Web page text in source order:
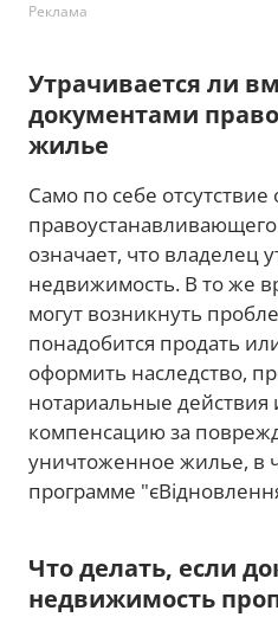
Реклама
Утрачивается ли
документами
жилье
Само по себе отсутствие
означает, что владелец
недвижимость. В то же
могут возникнуть
понадобится продать
оформить наследство,
нотариальные действия
компенсацию за
уничтоженное жилье, в
программе
Что делать, если
недвижимость